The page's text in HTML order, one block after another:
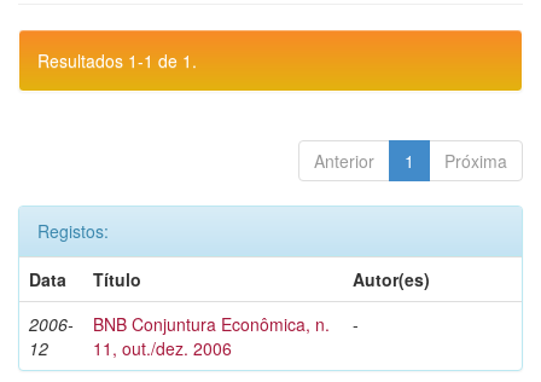
Resultados 1-1 de 1.
Anterior 1 Próxima
Registos:
Data
Título
Autor(es)
2006-
12
BNB Conjuntura Econômica, n.
11, out./dez. 2006
-